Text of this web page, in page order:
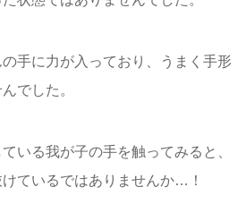
手に力が入っており、うまく手形
でした。
いる我が子の手を触ってみると、
ているではありませんか…！